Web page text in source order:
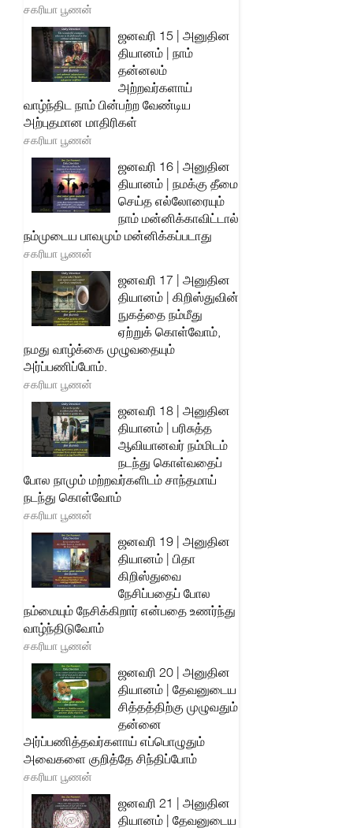
சகரியா பூணன்
ஜனவரி 15 | அனுதின
தியானம் | நாம்
தன்னலம்
அற்றவர்களாய்
வாழ்ந்திட நாம் பின்பற்ற வேண்டிய
அற்புதமான மாதிரிகள்
சகரியா பூணன்
ஜனவரி 16 | அனுதின
தியானம் | நமக்கு தீமை
செய்த எல்லோரையும்
நாம் மன்னிக்காவிட்டால்
நம்முடைய பாவமும் மன்னிக்கப்படாது
சகரியா பூணன்
ஜனவரி 17 | அனுதின
தியானம் | கிறிஸ்துவின்
நுகத்தை நம்மீது
ஏற்றுக் கொள்வோம்,
நமது வாழ்க்கை முழுவதையும்
அர்ப்பணிப்போம்.
சகரியா பூணன்
ஜனவரி 18 | அனுதின
தியானம் | பரிசுத்த
ஆவியானவர் நம்மிடம்
நடந்து கொள்வதைப்
போல நாமும் மற்றவர்களிடம் சாந்தமாய்
நடந்து கொள்வோம்
சகரியா பூணன்
ஜனவரி 19 | அனுதின
தியானம் | பிதா
கிறிஸ்துவை
நேசிப்பதைப் போல
நம்மையும் நேசிக்கிறார் என்பதை உணர்ந்து
வாழ்ந்திடுவோம்
சகரியா பூணன்
ஜனவரி 20 | அனுதின
தியானம் | தேவனுடைய
சித்தத்திற்கு முழுவதும்
தன்னை
அர்ப்பணித்தவர்களாய் எப்பொழுதும்
அவைகளை குறித்தே சிந்திப்போம்
சகரியா பூணன்
ஜனவரி 21 | அனுதின
தியானம் | தேவனுடைய